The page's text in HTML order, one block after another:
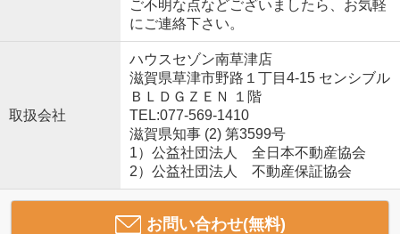
ご不明な点などございましたら、お気軽
にご連絡下さい。
取扱会社
ハウスセゾン南草津店
滋賀県草津市野路１丁目4-15 センシブル
ＢＬＤＧＺＥＮ １階
TEL:077-569-1410
滋賀県知事 (2) 第3599号
1）公益社団法人 全日本不動産協会
2）公益社団法人 不動産保証協会
お問い合わせ(無料)